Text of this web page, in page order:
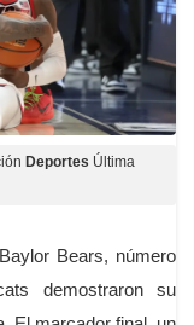
Deportes Última
Bears, número
demostraron su